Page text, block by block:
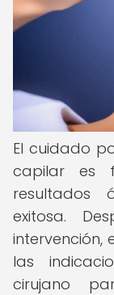
El cuidado
capilar es
resultados
exitosa.
intervención,
las
cirujano